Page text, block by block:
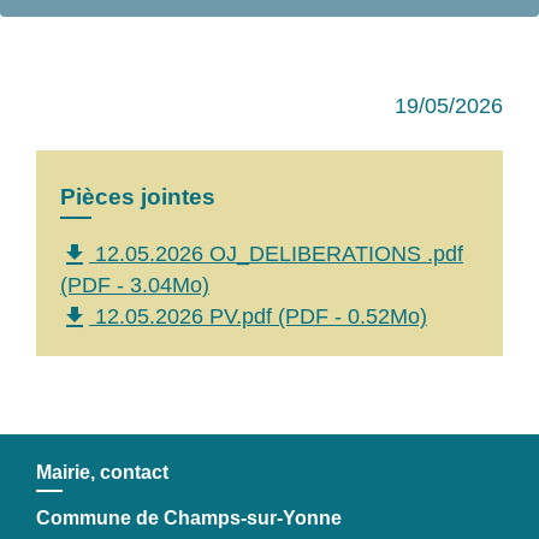
19/05/2026
Pièces jointes
file_download 12.05.2026 OJ_DELIBERATIONS .pdf
(PDF - 3.04Mo)
file_download 12.05.2026 PV.pdf (PDF - 0.52Mo)
Mairie, contact
Commune de Champs-sur-Yonne